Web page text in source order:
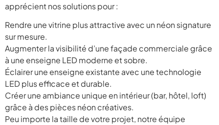
apprécient nos solutions pour :
Rendre une vitrine plus attractive avec un néon signature
sur mesure.
Augmenter la visibilité d’une façade commerciale grâce
à une enseigne LED moderne et sobre.
Éclairer une enseigne existante avec une technologie
LED plus efficace et durable.
Créer une ambiance unique en intérieur (bar, hôtel, loft)
grâce à des pièces néon créatives.
Peu importe la taille de votre projet, notre équipe